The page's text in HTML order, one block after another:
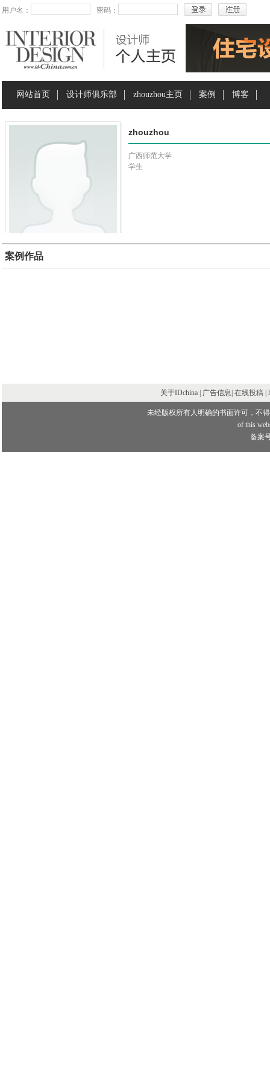
用户名： 密码：
网站首页 设计师俱乐部 zhouzhou主页 案例 博客
zhouzhou
广西师范大学
学生
案例作品
关于IDchina | 广告信息| 在线投稿
未经版权所有人明确的书面许可，不
of this
备案